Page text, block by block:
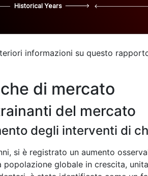
Historical Years
informazioni su questo
di mercato
del mercato
degli interventi di
si è registrato un aumento
globale in crescita,